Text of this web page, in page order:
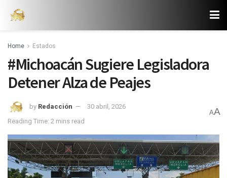
Home Estados
#Michoacán Sugiere Legisladora
Detener Alza de Peajes
by Redacción
30 abril, 2026
Reading Time: 2 mins read
AA